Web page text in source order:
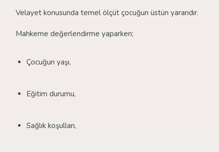
Velayet konusunda temel ölçüt çocuğun üstün yararıdır.
Mahkeme değerlendirme yaparken;
Çocuğun yaşı,
Eğitim durumu,
Sağlık koşulları,